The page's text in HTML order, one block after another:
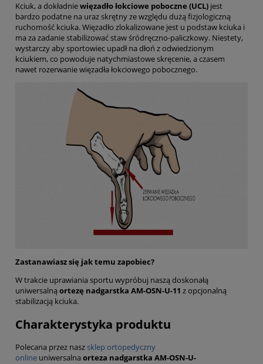
Kciuk, a dokładniewięzadło łokciowe poboczne (UCL) jest
bardzo podatne na uraz skrętny ze względu dużą fizjologiczną
ruchomość kciuka. Więzadło zlokalizowane jest u podstaw kciuka i
ma za zadanie stabilizować staw śródręczno-paliczkowy. Niestety,
wystarczy aby sportowiec upadł na dłoń z odwiedzionym
kciukiem, co powoduje natychmiastowe skręcenie, a czasem
nawet rozerwanie więzadła łokciowego pobocznego.
Zastanawiasz się jak temu zapobiec?
W trakcie uprawiania sportu wypróbuj naszą doskonałą
uniwersalną ortezę nadgarstka AM-OSN-U-11 z opcjonalną
stabilizacją kciuka.
Charakterystyka produktu
Polecana przez naszsklep ortopedyczny
online uniwersalna orteza nadgarstka AM-OSN-U-